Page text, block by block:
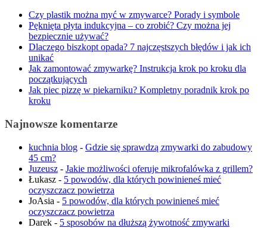
Czy plastik można myć w zmywarce? Porady i symbole
Pęknięta płyta indukcyjna – co zrobić? Czy można jej
bezpiecznie używać?
Dlaczego biszkopt opada? 7 najczęstszych błędów i jak ich
unikać
Jak zamontować zmywarkę? Instrukcja krok po kroku dla
początkujących
Jak piec pizzę w piekarniku? Kompletny poradnik krok po
kroku
Najnowsze komentarze
kuchnia blog - Gdzie się sprawdzą zmywarki do zabudowy
45 cm?
Juzeusz - Jakie możliwości oferuje mikrofalówka z grillem?
Łukasz - 5 powodów, dla których powinieneś mieć
oczyszczacz powietrza
JoAsia - 5 powodów, dla których powinieneś mieć
oczyszczacz powietrza
Darek - 5 sposobów na dłuższą żywotność zmywarki